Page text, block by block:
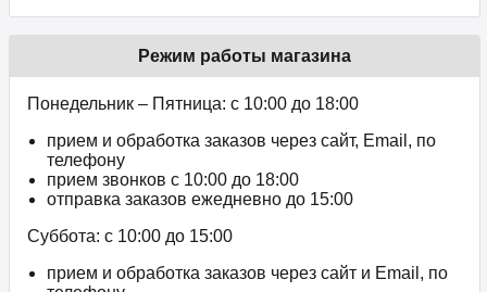
Режим работы магазина
Понедельник – Пятница: с 10:00 до 18:00
прием и обработка заказов через сайт, Email, по
телефону
прием звонков c 10:00 до 18:00
отправка заказов ежедневно до 15:00
Суббота: с 10:00 до 15:00
прием и обработка заказов через сайт и Email, по